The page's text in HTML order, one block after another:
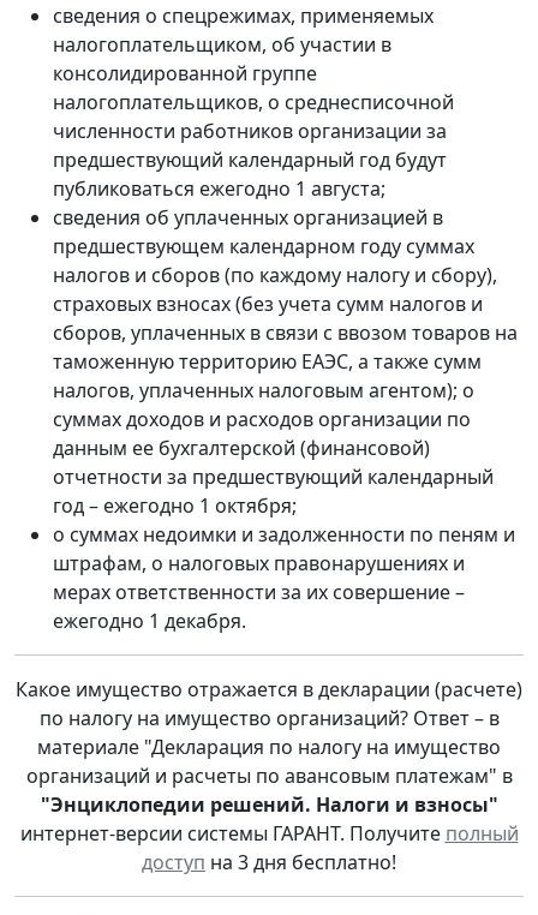
сведения о спецрежимах, применяемых
налогоплательщиком, об участии в
консолидированной группе
налогоплательщиков, о среднесписочной
численности работников организации за
предшествующий календарный год будут
публиковаться ежегодно 1 августа;
сведения об уплаченных организацией в
предшествующем календарном году суммах
налогов и сборов (по каждому налогу и сбору),
страховых взносах (без учета сумм налогов и
сборов, уплаченных в связи с ввозом товаров на
таможенную территорию ЕАЭС, а также сумм
налогов, уплаченных налоговым агентом); о
суммах доходов и расходов организации по
данным ее бухгалтерской (финансовой)
отчетности за предшествующий календарный
год – ежегодно 1 октября;
о суммах недоимки и задолженности по пеням и
штрафам, о налоговых правонарушениях и
мерах ответственности за их совершение –
ежегодно 1 декабря.
Какое имущество отражается в декларации (расчете)
по налогу на имущество организаций? Ответ – в
материале "Декларация по налогу на имущество
организаций и расчеты по авансовым платежам" в
"Энциклопедии решений. Налоги и взносы"
интернет-версии системы ГАРАНТ. Получите полный
доступ на 3 дня бесплатно!